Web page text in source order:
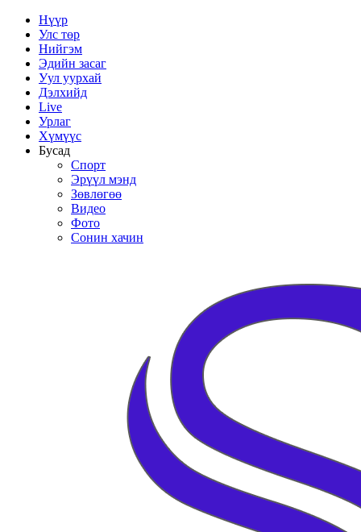
Нүүр
Улс төр
Нийгэм
Эдийн засаг
Уул уурхай
Дэлхийд
Live
Урлаг
Хүмүүс
Бусад
Спорт
Эрүүл мэнд
Зөвлөгөө
Видео
Фото
Сонин хачин